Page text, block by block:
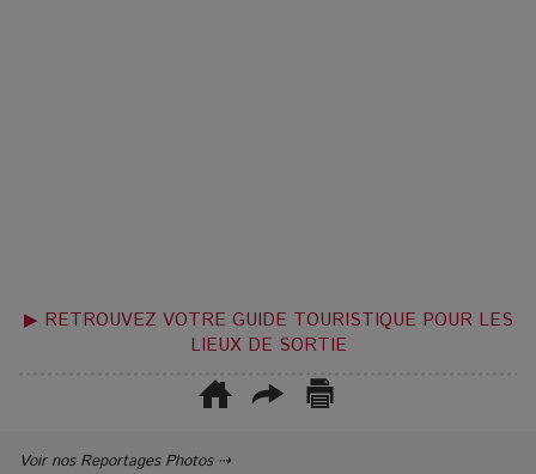
▶ RETROUVEZ VOTRE GUIDE TOURISTIQUE POUR LES
LIEUX DE SORTIE
Voir nos Reportages Photos ⇢